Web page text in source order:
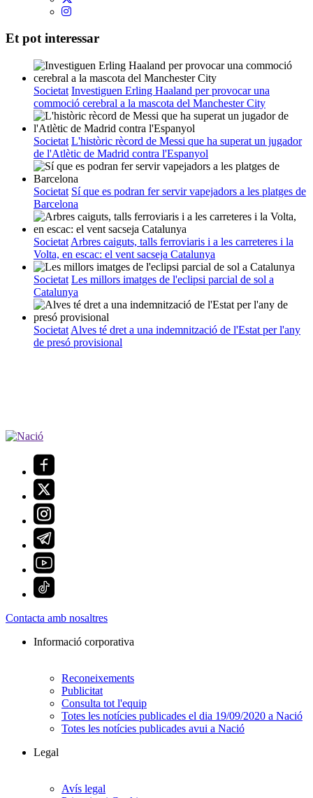
Et pot interessar
Societat Investiguen Erling Haaland per provocar una
commoció cerebral a la mascota del Manchester City
Societat L'històric rècord de Messi que ha superat un jugador
de l'Atlètic de Madrid contra l'Espanyol
Societat Sí que es podran fer servir vapejadors a les platges de
Barcelona
Societat Arbres caiguts, talls ferroviaris i a les carreteres i la
Volta, en escac: el vent sacseja Catalunya
Societat Les millors imatges de l'eclipsi parcial de sol a
Catalunya
Societat Alves té dret a una indemnització de l'Estat per l'any
de presó provisional
Contacta amb nosaltres
Informació corporativa
Reconeixements
Publicitat
Consulta tot l'equip
Totes les notícies publicades el dia 19/09/2020 a Nació
Totes les notícies publicades avui a Nació
Legal
Avís legal